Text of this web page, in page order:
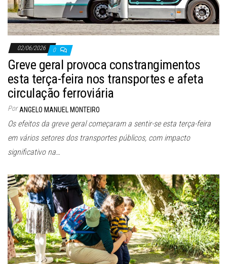
02/06/2026 0
Greve geral provoca constrangimentos
esta terça-feira nos transportes e afeta
circulação ferroviária
Por ANGELO MANUEL MONTEIRO
Os efeitos da greve geral começaram a sentir-se esta terça-feira
em vários setores dos transportes públicos, com impacto
significativo na…